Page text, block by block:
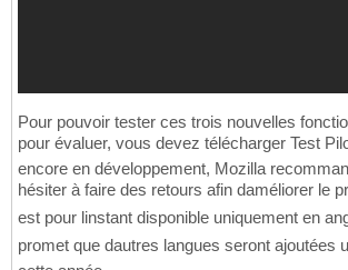
Pour pouvoir tester ces trois nouvelles
pour évaluer, vous devez télécharger Test
encore en développement, Mozilla
hésiter à faire des retours afin daméliorer le
est pour linstant disponible uniquement en
promet que dautres langues seront ajoutées